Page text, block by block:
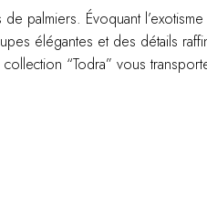
palmiers. Évoquant
élégantes et des détails
“Todra” vous